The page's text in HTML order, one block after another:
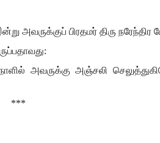
அவருக்குப் பிரதமர் திரு
நாளில் அவருக்கு அஞ்சலி
***